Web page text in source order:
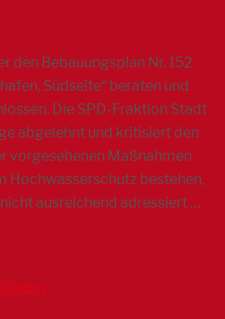
den Bebauungsplan Nr. 152
Südseite“ beraten und
Die SPD-Fraktion Stadt
abgelehnt und kritisiert den
vorgesehenen Maßnahmen
Hochwasserschutz bestehen,
ausreichend adressiert …